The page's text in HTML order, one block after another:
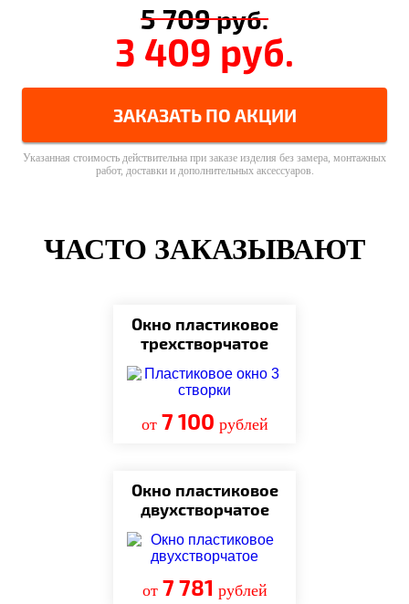
5 709руб.
3 409 руб.
ЗАКАЗАТЬ ПО АКЦИИ
Указанная стоимость действительна при заказе изделия без замера, монтажных
работ, доставки и дополнительных аксессуаров.
ЧАСТО ЗАКАЗЫВАЮТ
Окно пластиковое
трехстворчатое
от 7 100 рублей
Окно пластиковое
двухстворчатое
от 7 781 рублей